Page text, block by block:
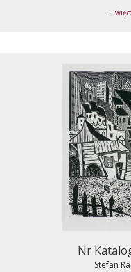
...
Nr
Stefan